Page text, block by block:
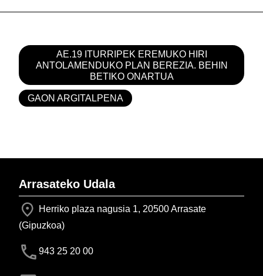
AE.19 ITURRIPEK EREMUKO HIRI
ANTOLAMENDUKO PLAN BEREZIA. BEHIN
BETIKO ONARTUA
GAON ARGITALPENA
Arrasateko Udala
Herriko plaza nagusia 1, 20500 Arrasate
(Gipuzkoa)
943 25 20 00